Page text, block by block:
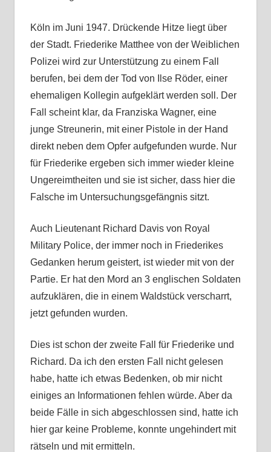
Köln im Juni 1947. Drückende Hitze liegt über
der Stadt. Friederike Matthee von der Weiblichen
Polizei wird zur Unterstützung zu einem Fall
berufen, bei dem der Tod von Ilse Röder, einer
ehemaligen Kollegin aufgeklärt werden soll. Der
Fall scheint klar, da Franziska Wagner, eine
junge Streunerin, mit einer Pistole in der Hand
direkt neben dem Opfer aufgefunden wurde. Nur
für Friederike ergeben sich immer wieder kleine
Ungereimtheiten und sie ist sicher, dass hier die
Falsche im Untersuchungsgefängnis sitzt.
Auch Lieutenant Richard Davis von Royal
Military Police, der immer noch in Friederikes
Gedanken herum geistert, ist wieder mit von der
Partie. Er hat den Mord an 3 englischen Soldaten
aufzuklären, die in einem Waldstück verscharrt,
jetzt gefunden wurden.
Dies ist schon der zweite Fall für Friederike und
Richard. Da ich den ersten Fall nicht gelesen
habe, hatte ich etwas Bedenken, ob mir nicht
einiges an Informationen fehlen würde. Aber da
beide Fälle in sich abgeschlossen sind, hatte ich
hier gar keine Probleme, konnte ungehindert mit
rätseln und mit ermitteln.